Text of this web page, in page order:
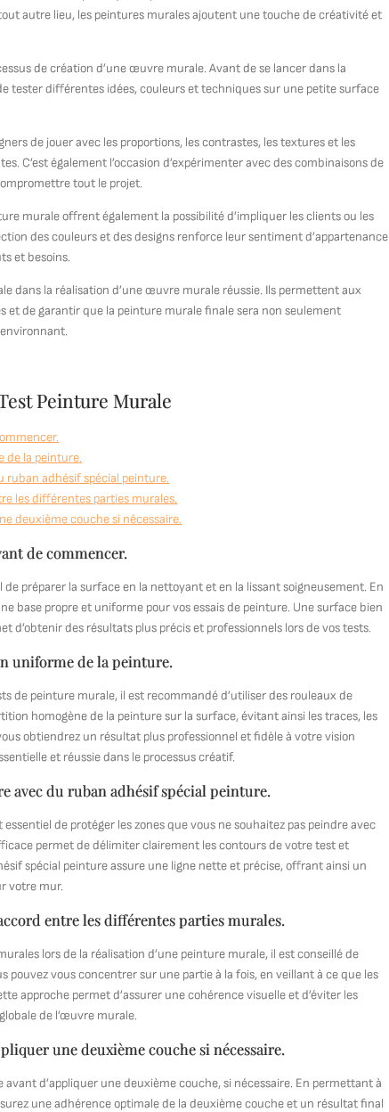
autre lieu, les peintures murales ajoutent une touche de créativité et
de création d’une œuvre murale. Avant de se lancer dans la
tester différentes idées, couleurs et techniques sur une petite surface
de jouer avec les proportions, les contrastes, les textures et les
C’est également l’occasion d’expérimenter avec des combinaisons de
tout le projet.
murale offrent également la possibilité d’impliquer les clients ou les
des couleurs et des designs renforce leur sentiment d’appartenance
et besoins.
dans la réalisation d’une œuvre murale réussie. Ils permettent aux
et de garantir que la peinture murale finale sera non seulement
Peinture Murale
de la peinture.
ruban adhésif spécial peinture.
les différentes parties murales.
deuxième couche si nécessaire.
de commencer.
préparer la surface en la nettoyant et en la lissant soigneusement. En
base propre et uniforme pour vos essais de peinture. Une surface bien
des résultats plus précis et professionnels lors de vos tests.
uniforme de la peinture.
de peinture murale, il est recommandé d’utiliser des rouleaux de
homogène de la peinture sur la surface, évitant ainsi les traces, les
obtiendrez un résultat plus professionnel et fidèle à votre vision
et réussie dans le processus créatif.
avec du ruban adhésif spécial peinture.
de protéger les zones que vous ne souhaitez pas peindre avec
permet de délimiter clairement les contours de votre test et
spécial peinture assure une ligne nette et précise, offrant ainsi un
votre mur.
entre les différentes parties murales.
lors de la réalisation d’une peinture murale, il est conseillé de
vous concentrer sur une partie à la fois, en veillant à ce que les
approche permet d’assurer une cohérence visuelle et d’éviter les
de l’œuvre murale.
une deuxième couche si nécessaire.
d’appliquer une deuxième couche, si nécessaire. En permettant à
une adhérence optimale de la deuxième couche et un résultat final